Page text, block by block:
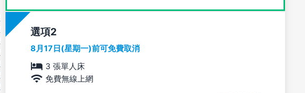
選項
8月17日(星期一)前可免費取消
3 張單人床
免費無線上網